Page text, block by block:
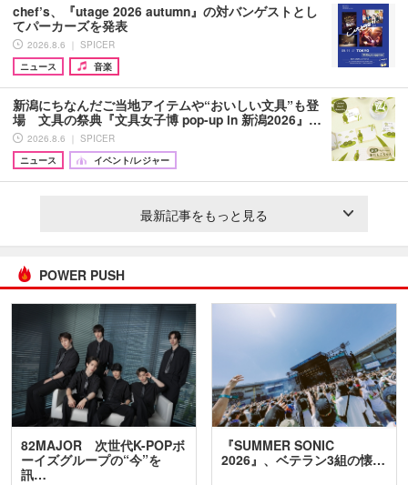
chef’s、『utage 2026 autumn』の対バンゲストとし
てパーカーズを発表
2026.8.6 ｜ SPICER
ニュース
音楽
新潟にちなんだご当地アイテムや“おいしい文具”も登
場 文具の祭典『文具女子博 pop-up in 新潟2026』…
2026.8.6 ｜ SPICER
ニュース
イベント/レジャー
最新記事をもっと見る
POWER PUSH
82MAJOR 次世代K-POPボ
ーイズグループの“今”を
訊…
『SUMMER SONIC
2026』、ベテラン3組の懐…